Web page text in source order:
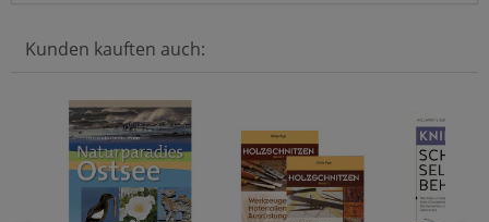
Kunden kauften auch: